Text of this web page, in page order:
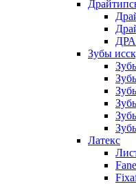
Зубы
Латекс